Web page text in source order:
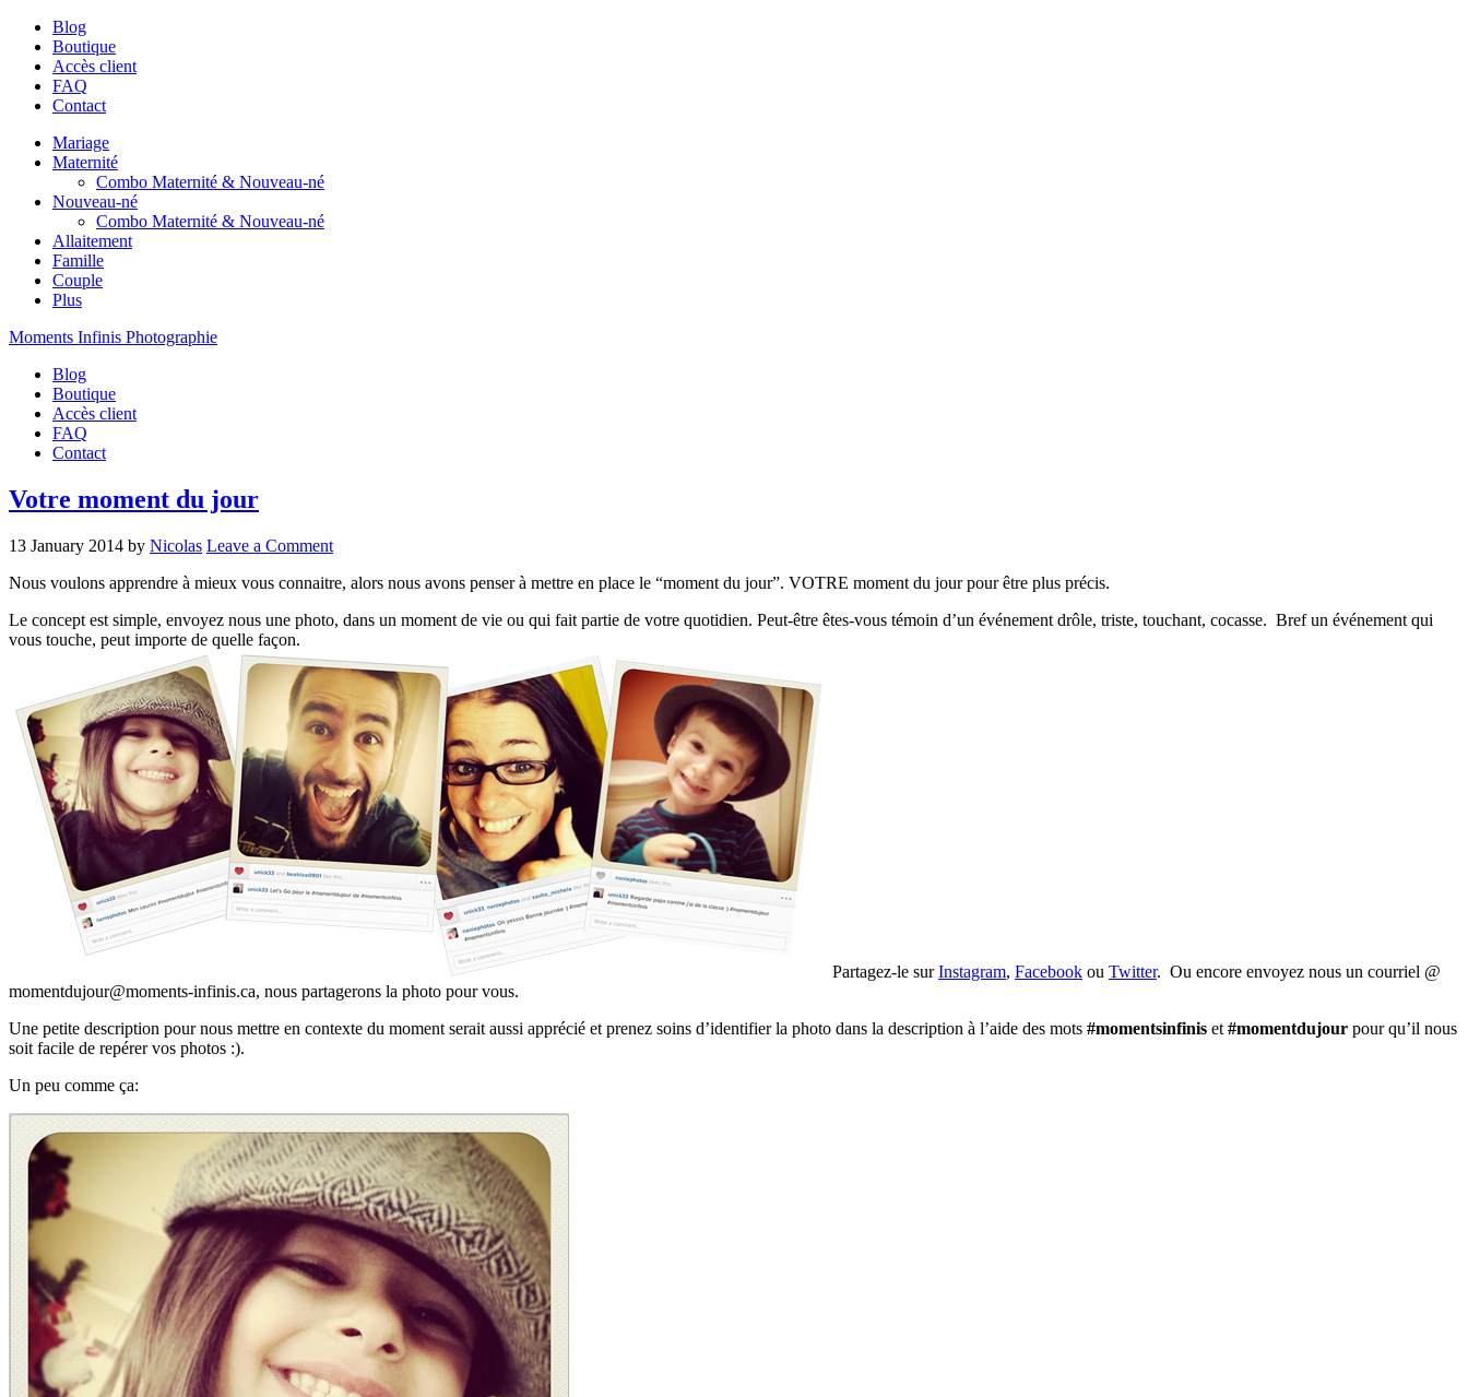
Blog
Boutique
Accès client
FAQ
Contact
Mariage
Maternité
Combo Maternité & Nouveau-né
Nouveau-né
Combo Maternité & Nouveau-né
Allaitement
Famille
Couple
Plus
Moments Infinis Photographie
Blog
Boutique
Accès client
FAQ
Contact
Votre moment du jour
13 January 2014 by Nicolas Leave a Comment
Nous voulons apprendre à mieux vous connaitre, alors nous avons penser à mettre en place le “moment du jour”. VOTRE moment du jour pour être plus précis.
Le concept est simple, envoyez nous une photo, dans un moment de vie ou qui fait partie de votre quotidien. Peut-être êtes-vous témoin d’un événement drôle, triste, touchant, cocasse. Bref un événement qui
vous touche, peut importe de quelle façon.
Partagez-le surInstagram, Facebook ou Twitter. Ou encore envoyez nous un courriel @
momentdujour@moments-infinis.ca, nous partagerons la photo pour vous.
Une petite description pour nous mettre en contexte du moment serait aussi apprécié et prenez soins d’identifier la photo dans la description à l’aide des mots #momentsinfinis et #momentdujour pour qu’il nous
soit facile de repérer vos photos :).
Un peu comme ça: